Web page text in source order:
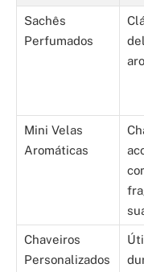
Sachês
Perfumados
Mini Velas
Aromáticas
Chaveiros
Personalizados